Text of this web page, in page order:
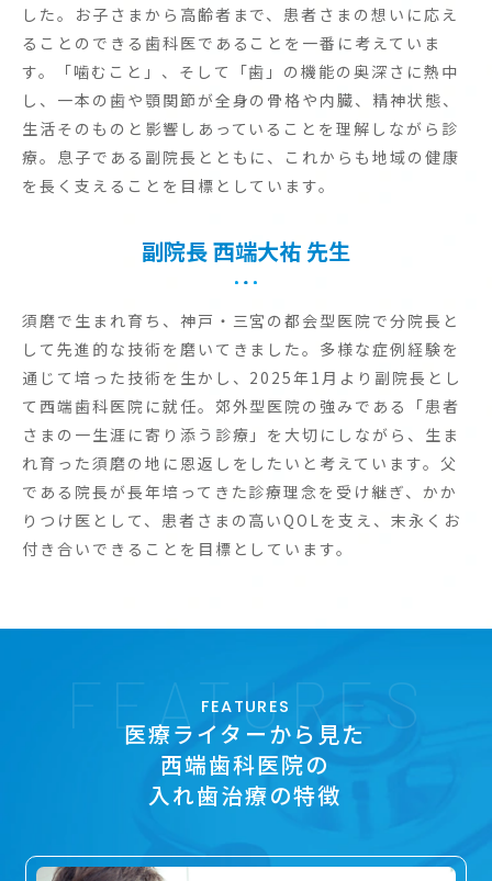
した。お子さまから高齢者まで、患者さまの想いに応え
ることのできる歯科医であることを一番に考えていま
す。「噛むこと」、そして「歯」の機能の奥深さに熱中
し、一本の歯や顎関節が全身の骨格や内臓、精神状態、
生活そのものと影響しあっていることを理解しながら診
療。息子である副院長とともに、これからも地域の健康
を長く支えることを目標としています。
副院長西端大祐 先生
須磨で生まれ育ち、神戸・三宮の都会型医院で分院長と
して先進的な技術を磨いてきました。多様な症例経験を
通じて培った技術を生かし、2025年1月より副院長とし
て西端歯科医院に就任。郊外型医院の強みである「患者
さまの一生涯に寄り添う診療」を大切にしながら、生ま
れ育った須磨の地に恩返しをしたいと考えています。父
である院長が長年培ってきた診療理念を受け継ぎ、かか
りつけ医として、患者さまの高いQOLを支え、末永くお
付き合いできることを目標としています。
FEATURES
FEATURES
医療ライターから見た
西端歯科医院の
入れ歯治療の特徴